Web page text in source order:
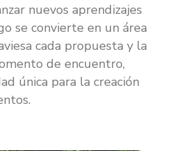
nuevos aprendizajes
se convierte en un área
cada propuesta y la
de encuentro,
única para la creación